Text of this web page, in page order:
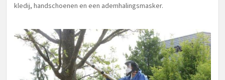
kledij, handschoenen en een ademhalingsmasker.